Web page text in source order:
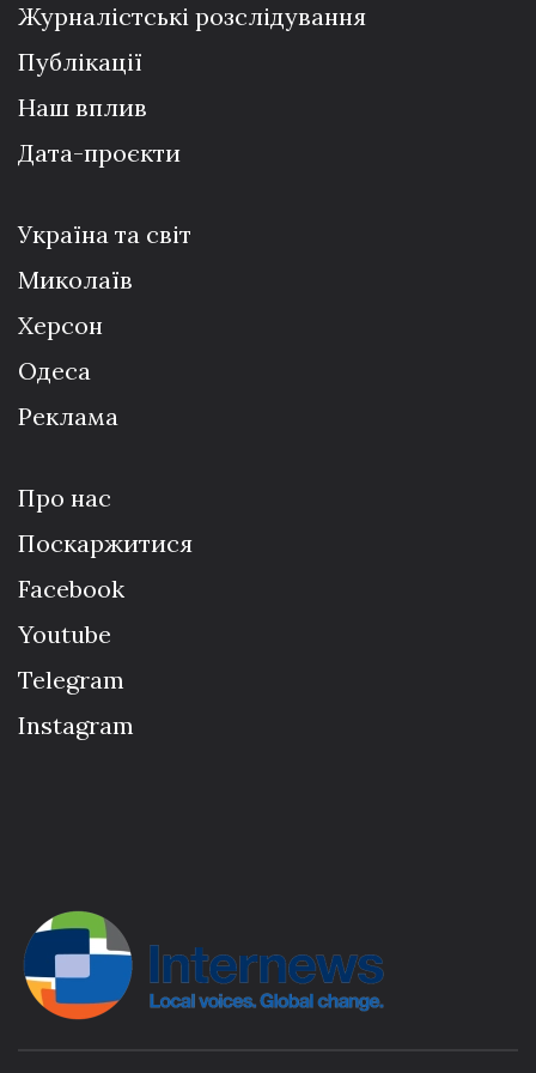
Журналістські розслідування
Публікації
Наш вплив
Дата-проєкти
Україна та світ
Миколаїв
Херсон
Одеса
Реклама
Про нас
Поскаржитися
Facebook
Youtube
Telegram
Instagram